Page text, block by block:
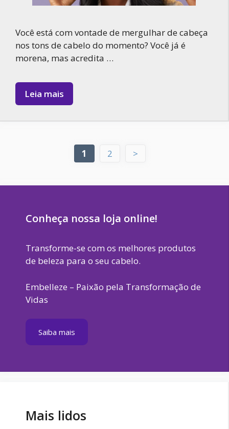
Você está com vontade de mergulhar de cabeça
nos tons de cabelo do momento? Você já é
morena, mas acredita …
Leia mais
Page
1 Page
2 >
Conheça nossa loja online!
Transforme-se com os melhores produtos
de beleza para o seu cabelo.
Embelleze – Paixão pela Transformação de
Vidas
Saiba mais
Mais lidos